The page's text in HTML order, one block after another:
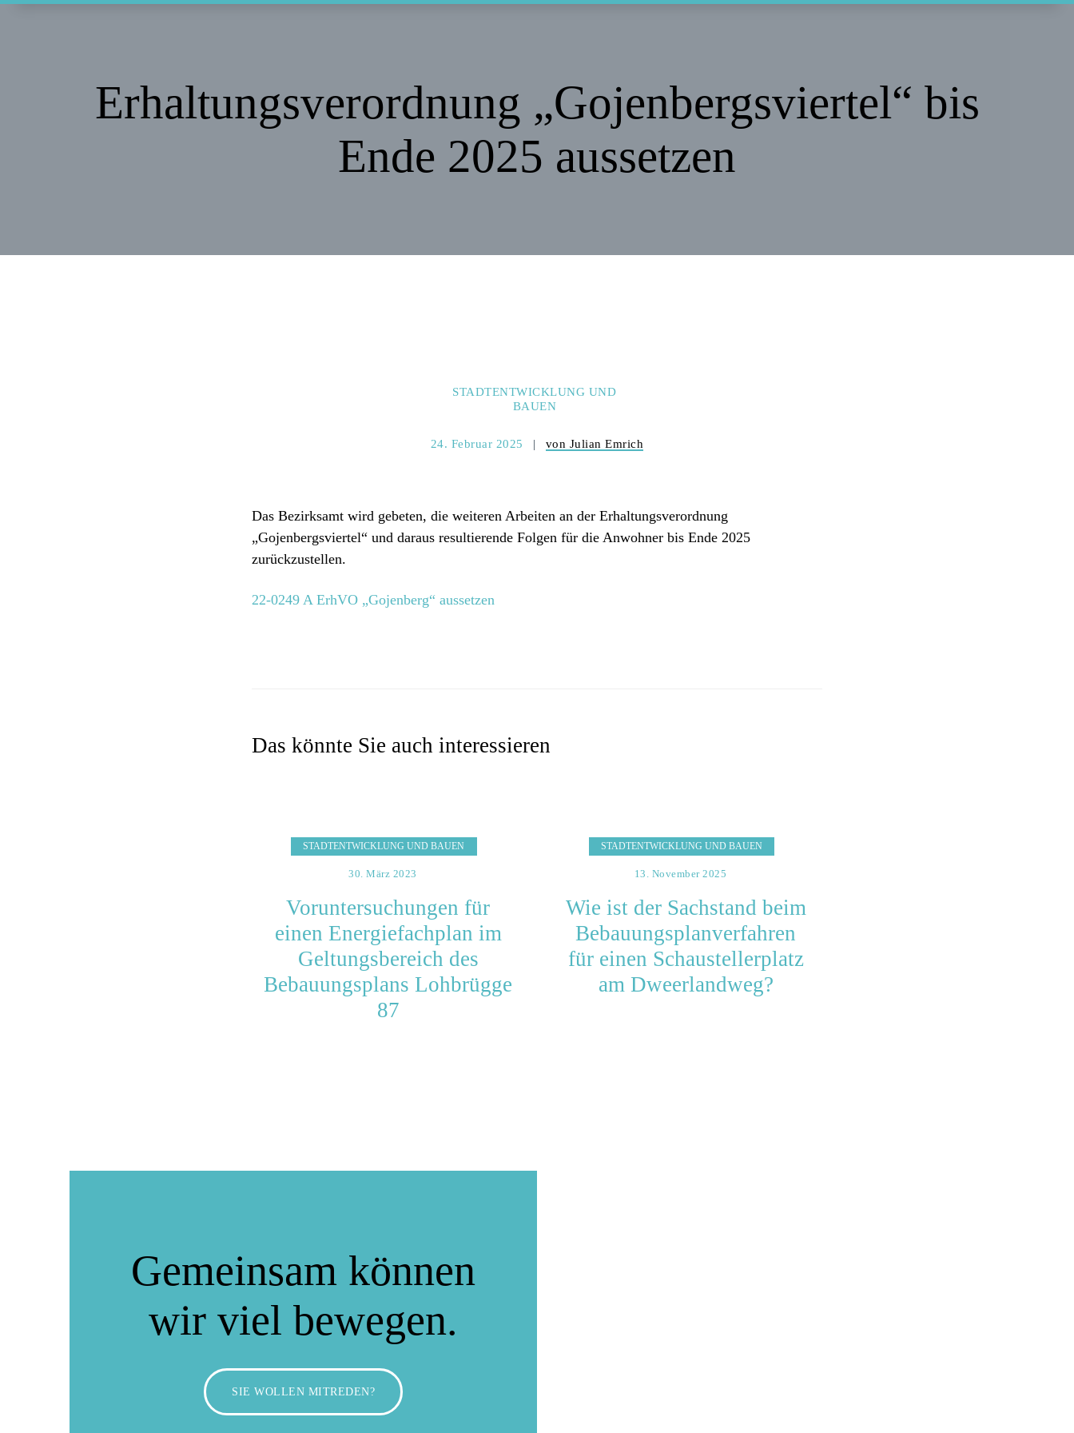
Erhaltungsverordnung „Gojenbergsviertel“ bis
Ende 2025 aussetzen
STADTENTWICKLUNG UND
BAUEN
24. Februar 2025 von Julian Emrich
Das Bezirksamt wird gebeten, die weiteren Arbeiten an der Erhaltungsverordnung
„Gojenbergsviertel“ und daraus resultierende Folgen für die Anwohner bis Ende 2025
zurückzustellen.
22-0249 A ErhVO „Gojenberg“ aussetzen
Das könnte Sie auch interessieren
STADTENTWICKLUNG UND BAUEN
30. März 2023
Voruntersuchungen für
einen Energiefachplan im
Geltungsbereich des
Bebauungsplans Lohbrügge
87
STADTENTWICKLUNG UND BAUEN
13. November 2025
Wie ist der Sachstand beim
Bebauungsplanverfahren
für einen Schaustellerplatz
am Dweerlandweg?
Gemeinsam können
wir viel bewegen.
SIE WOLLEN MITREDEN?